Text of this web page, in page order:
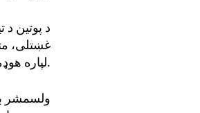
د پوتین د
غښتلی،
لپارهدی.
ولسمشر